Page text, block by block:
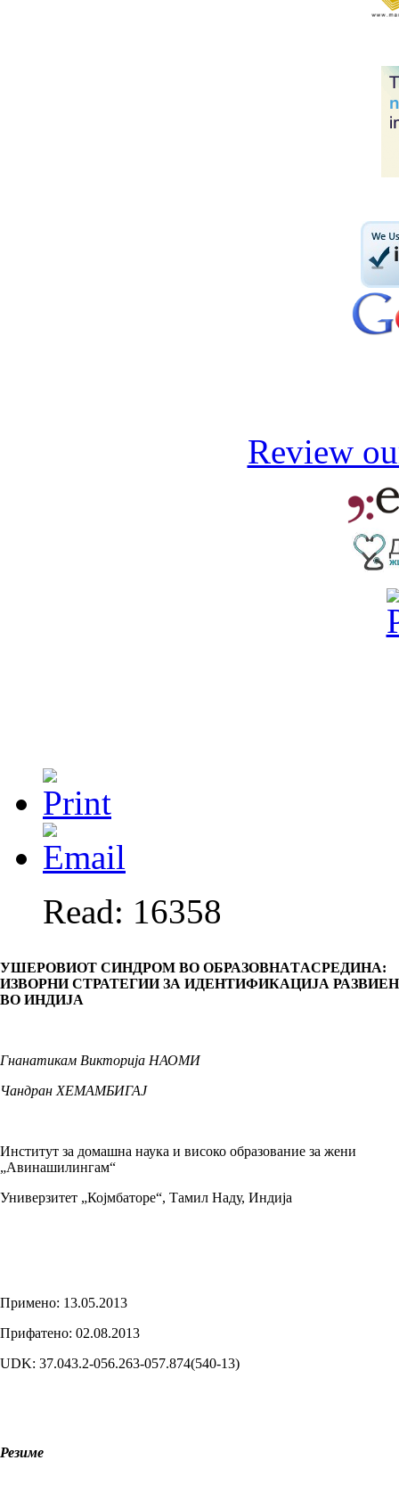
Review
Read: 16358
УШЕРОВИОТ СИНДРОМ ВО ОБ­РА­ЗОВ­НA­ТAСРЕДИНА:
ИЗВОРНИ СТРА­ТЕ­ГИИ ЗА ИДЕНТИФИКАЦИЈА
ВО ИНДИЈА
Гнанатикам Викторија НАОМИ
Чандран ХЕМАМБИГАЈ
Институт за домашна наука и високо об­ра­зо­ва­ние за жени
„Авинашилингам“
Универзитет „Којмбаторе“, Тамил Наду, Индија
Примено: 13.05.2013
Прифатено: 02.08.2013
UDK: 37.043.2-056.263-057.874(540-13)
Резиме